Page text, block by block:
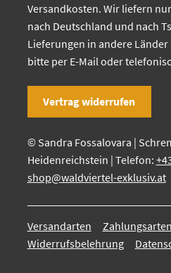
Versandkosten. Wir liefern
nach Deutschland und nach
Lieferungen in andere
bitte per E-Mail oder
Vertrag widerrufen
© Sandra Fossalovara |
Heidenreichstein | Telefon:
shop@waldviertel-exklusiv.at
Versandarten Zahlungsarten
Widerrufsbelehrung